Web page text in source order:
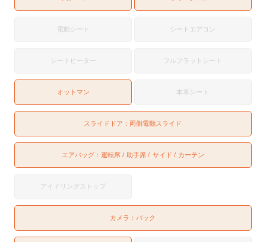
電動シート シートエアコン
シートヒーター フルフラットシート
オットマン 本革シート
スライドドア： 両側電動スライド
エアバッグ： 運転席 助手席 サイド カーテン
アイドリングストップ
カメラ： バック